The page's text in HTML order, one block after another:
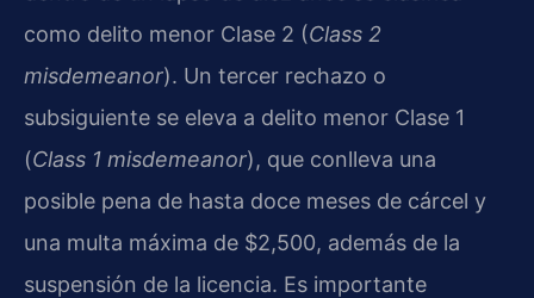
como delito menor Clase 2 (Class 2
misdemeanor). Un tercer rechazo o
subsiguiente se eleva a delito menor Clase 1
(Class 1 misdemeanor), que conlleva una
posible pena de hasta doce meses de cárcel y
una multa máxima de $2,500, además de la
suspensión de la licencia. Es importante